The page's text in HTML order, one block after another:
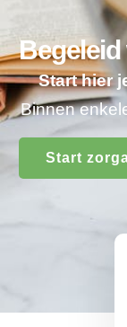
Begeleid
Start hier
Binnen
Start